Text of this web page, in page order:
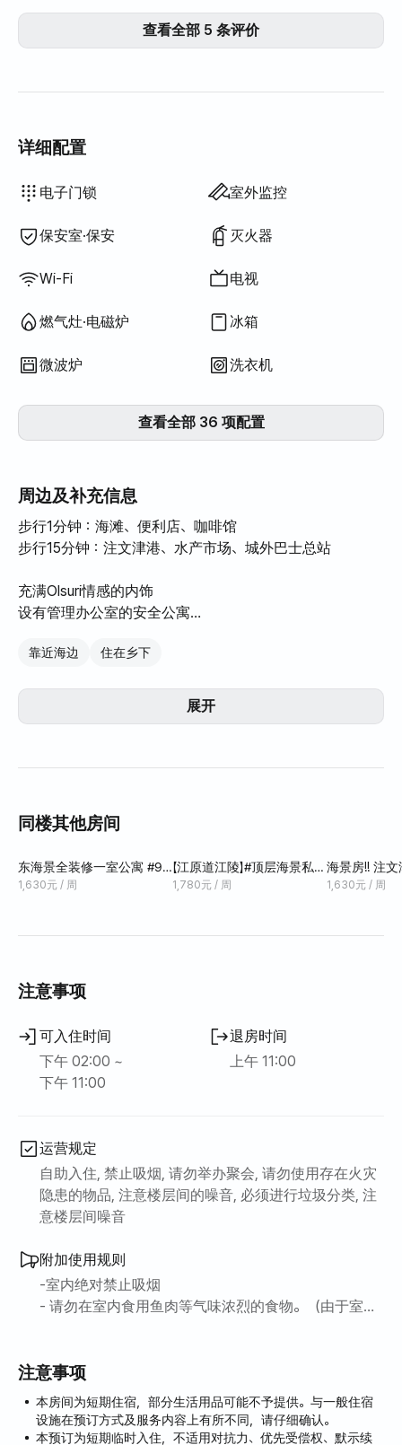
时间。我在寻找一个
比旅游景点更安静的
地方，可以读书、写作
直完美极了。非常干
合去阳阳、束草、高城
进行一日游，在市场
买新鲜生鱼片吃也很
不错。房东也非常友
善，让我住得很舒服。
饰布置得很有品味
面，停车场和便利
全的氛围中度过，
查看全部 5 条评价
详细配置
电子门锁 室外监控
保安室·保安 灭火器
Wi-Fi 电视
燃气灶·电磁炉 冰箱
微波炉 洗衣机
提供寝具
可加寝具
空调
餐桌及椅子
衣柜
沙发
不提供:
钥匙锁
不提供:
烘干机
不提供:
公用燃气灶·电磁炉
不提供:
公用冰箱
不提供:
公用微波炉
不提供:
公用洗衣机
不提供:
公用烘干机
不提供:
锅炉（城市燃气）
不提供:
办公桌
智能马桶盖
吹风机
床垫加垫·折叠床垫
百叶窗
遮光窗帘
洗衣液
衣物柔顺剂
洗洁精
厨余垃圾袋
垃圾袋
抹布
百洁布
吸尘器
电热水壶
烹饪工具（菜板、刀、剪刀等）
锅具·平底锅
基本餐具（碗、杯等）
电梯
液化石油气(LPG)
晾衣架
不提供: 浴缸
不提供: 过滤花洒
不提供: 沐浴露
不提供: 洗发水·护发素
不提供: 香皂
不提供: 卫生纸
不提供: 牙刷
不提供: 牙膏
不提供: 毛巾
不提供: 扫帚
不提供: 电饭煲
不提供: 室外烧烤设施
不提供: 免费健身房
不提供: 游泳池
不提供: 免费公共桑拿
不提供: 水疗·按摩浴缸
不提供: 按摩浴缸·桧木浴
不提供: 露台
不提供: 挂衣架
不提供: 矮餐桌
不提供: 沙发床
不提供: 电风扇
不提供: 电热锅炉
不提供: 煤油供暖
不提供: 可再生能源
不提供: 投影仪
不提供: 有线网络
不提供: 熨斗
不提供: 洗烘一体机
查看全部 36 项配置
周边及补充信息
步行1分钟：海滩、便利店、咖啡馆
步行15分钟：注文津港、水产市场、城外巴士总站
充满Olsuri情感的内饰
设有管理办公室的安全公寓
清洁垃圾回收中心
公寓门前就是海滩/开车 3 分钟即可到达海滩
准备基本用具和生活用品
所有家具都是新的
靠近海边 住在乡下
展开
同楼其他房间
东海景全装修一室公寓 #9
楼海景房 #JK House
1,630元 / 周
【江原道江陵】#顶层海景私人
套房 #静谧放松 #注文津长
1,780元 / 周
海景房!! 注
近防弹少年
1,630元 / 周
注意事项
可入住时间
下午 02:00 ~
下午 11:00
退房时间
上午 11:00
运营规定
自助入住, 禁止吸烟, 请勿举办聚会, 请勿使用存在火灾
隐患的物品, 注意楼层间的噪音, 必须进行垃圾分类, 注
意楼层间噪音
附加使用规则
-室内绝对禁止吸烟
- 请勿在室内食用鱼肉等气味浓烈的食物。（由于室内
- 如果旅客人数超过标准人数，请咨询。
注意事项
本房间为短期住宿，部分生活用品可能不予提供。与一般住宿
设施在预订方式及服务内容上有所不同，请仔细确认。
本预订为短期临时入住，不适用对抗力、优先受偿权、默示续